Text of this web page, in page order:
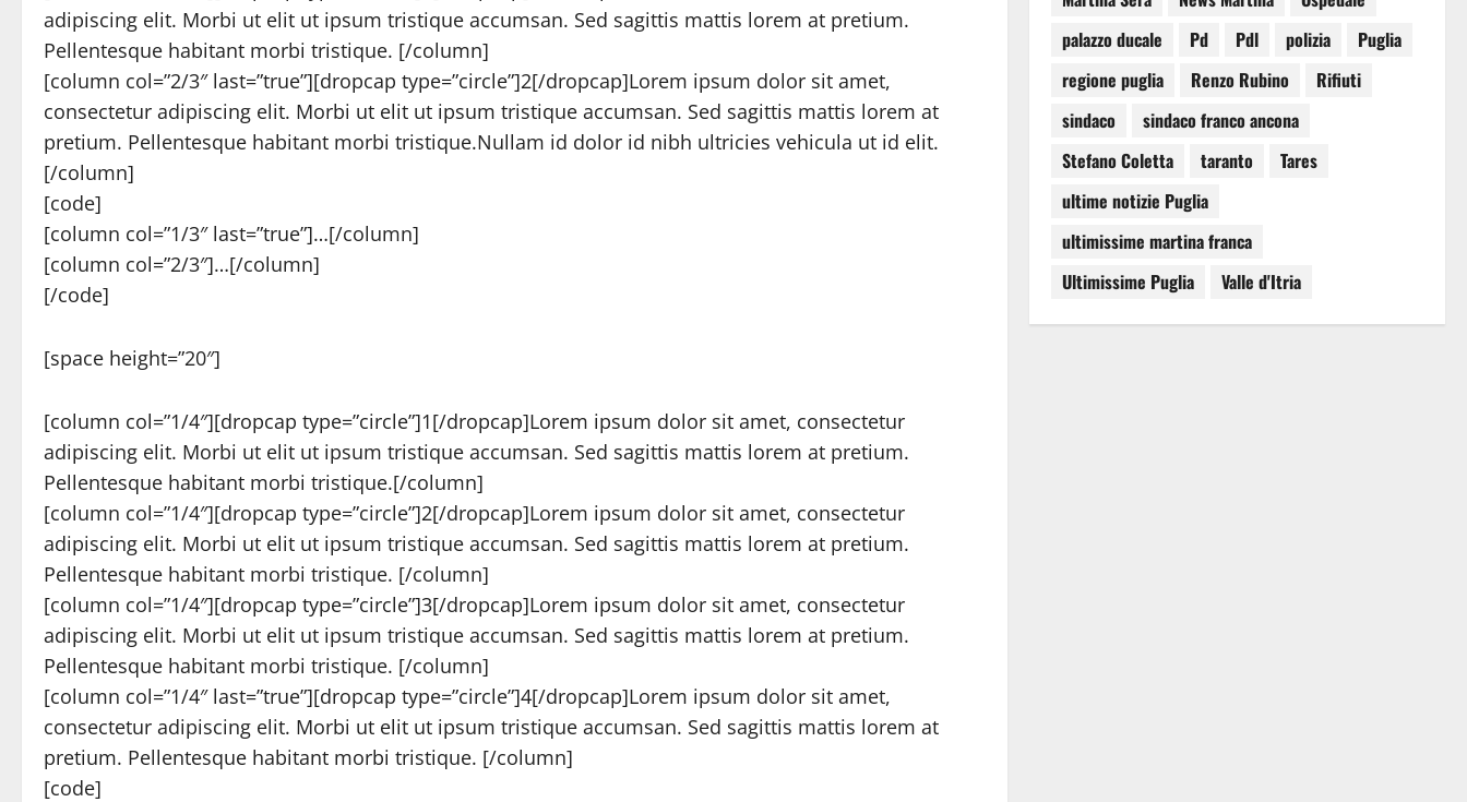
adipiscing elit. Morbi ut elit ut ipsum tristique accumsan. Sed sagittis mattis lorem at pretium.
Pellentesque habitant morbi tristique. [/column]
[column col=”2/3″ last=”true”][dropcap type=”circle”]2[/dropcap]Lorem ipsum dolor sit amet,
consectetur adipiscing elit. Morbi ut elit ut ipsum tristique accumsan. Sed sagittis mattis lorem at
pretium. Pellentesque habitant morbi tristique.Nullam id dolor id nibh ultricies vehicula ut id elit.
[/column]
[code]
[column col=”1/3″ last=”true”]…[/column]
[column col=”2/3″]…[/column]
[/code]
[space height=”20″]
[column col=”1/4″][dropcap type=”circle”]1[/dropcap]Lorem ipsum dolor sit amet, consectetur
adipiscing elit. Morbi ut elit ut ipsum tristique accumsan. Sed sagittis mattis lorem at pretium.
Pellentesque habitant morbi tristique.[/column]
[column col=”1/4″][dropcap type=”circle”]2[/dropcap]Lorem ipsum dolor sit amet, consectetur
adipiscing elit. Morbi ut elit ut ipsum tristique accumsan. Sed sagittis mattis lorem at pretium.
Pellentesque habitant morbi tristique. [/column]
[column col=”1/4″][dropcap type=”circle”]3[/dropcap]Lorem ipsum dolor sit amet, consectetur
adipiscing elit. Morbi ut elit ut ipsum tristique accumsan. Sed sagittis mattis lorem at pretium.
Pellentesque habitant morbi tristique. [/column]
[column col=”1/4″ last=”true”][dropcap type=”circle”]4[/dropcap]Lorem ipsum dolor sit amet,
consectetur adipiscing elit. Morbi ut elit ut ipsum tristique accumsan. Sed sagittis mattis lorem at
pretium. Pellentesque habitant morbi tristique. [/column]
[code]
palazzo ducale
Pd Pdl polizia
Puglia
regione puglia
Renzo Rubino
Rifiuti
sindaco
sindaco franco ancona
Stefano Coletta
taranto
Tares
ultime notizie Puglia
ultimissime martina franca
Ultimissime Puglia
Valle d'Itria